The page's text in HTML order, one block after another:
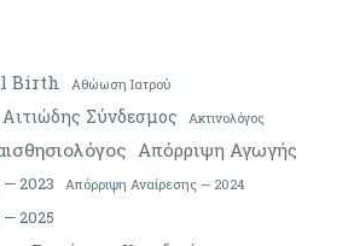
Birth Αθώωση Ιατρού
Αιτιώδης Σύνδεσμος Ακτινολόγος
Απόρριψη Αγωγής
2023 Απόρριψη Αναίρεσης — 2024
2025